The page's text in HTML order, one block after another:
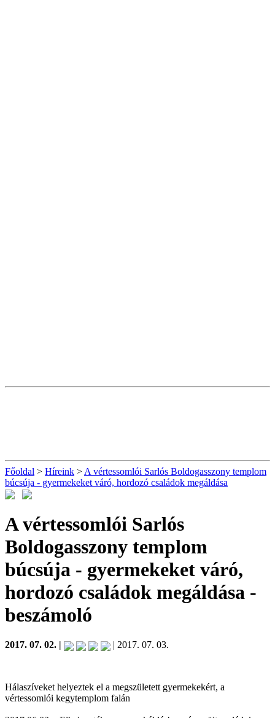
Főoldal > Híreink > A vértessomlói Sarlós Boldogasszony templom
búcsúja - gyermekeket váró, hordozó családok megáldása
A vértessomlói Sarlós
Boldogasszony templom
búcsúja - gyermekeket váró,
hordozó családok megáldása -
beszámoló
2017. 07. 02. | | 2017. 07. 03.
Hálaszíveket helyeztek el a megszületett gyermekekért, a
vértessomlói kegytemplom falán